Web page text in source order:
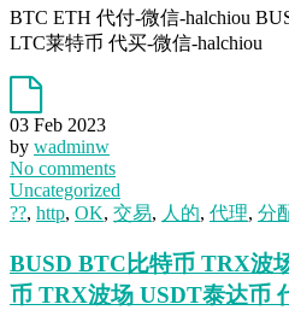
BTC ETH 代付-微信-halchiou
LTC莱特币 代买-微信-halchiou
03 Feb 2023
by wadminw
No comments
Uncategorized
??, http, OK, 交易, 人的, 代理, 分
BUSD BTC比特币 TRX波
币 TRX波场 USDT泰达币